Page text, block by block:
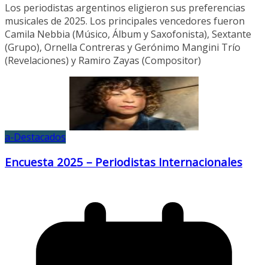
Los periodistas argentinos eligieron sus preferencias
musicales de 2025. Los principales vencedores fueron
Camila Nebbia (Músico, Álbum y Saxofonista), Sextante
(Grupo), Ornella Contreras y Gerónimo Mangini Trío
(Revelaciones) y Ramiro Zayas (Compositor)
a-Destacados
Encuesta 2025 – Periodistas Internacionales